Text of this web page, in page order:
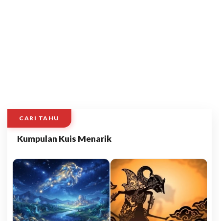
CARI TAHU
Kumpulan Kuis Menarik